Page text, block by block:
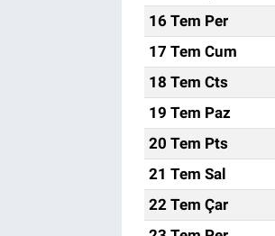
16 Tem Per
17 Tem Cum
18 Tem Cts
19 Tem Paz
20 Tem Pts
21 Tem Sal
22 Tem Çar